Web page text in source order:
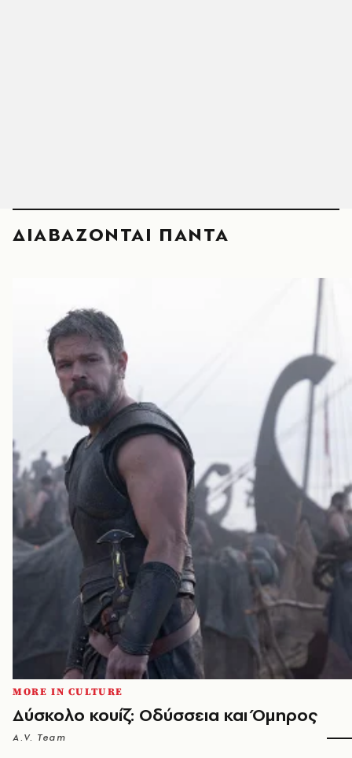
ΔΙΑΒΑΖΟΝΤΑΙ ΠΑΝΤΑ
MORE IN CULTURE
Δύσκολο κουίζ: Οδύσσεια και Όμηρος
A.V. Team